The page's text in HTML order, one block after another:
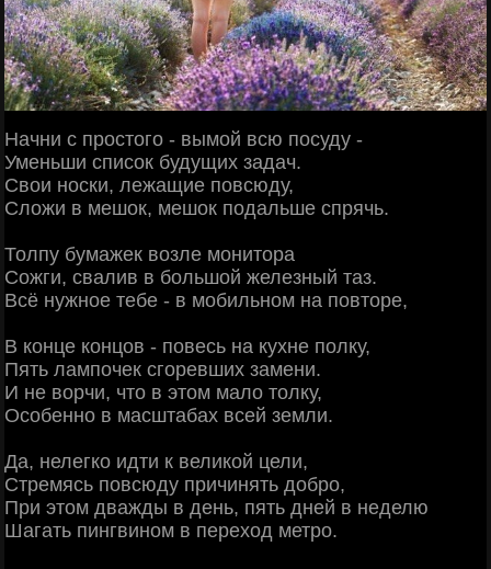
Начни с простого - вымой всю посуду -
Уменьши список будущих задач.
Свои носки, лежащие повсюду,
Сложи в мешок, мешок подальше спрячь.
Толпу бумажек возле монитора
Сожги, свалив в большой железный таз.
Всё нужное тебе - в мобильном на повторе,
В конце концов - повесь на кухне полку,
Пять лампочек сгоревших замени.
И не ворчи, что в этом мало толку,
Особенно в масштабах всей земли.
Да, нелегко идти к великой цели,
Стремясь повсюду причинять добро,
При этом дважды в день, пять дней в неделю
Шагать пингвином в переход метро.